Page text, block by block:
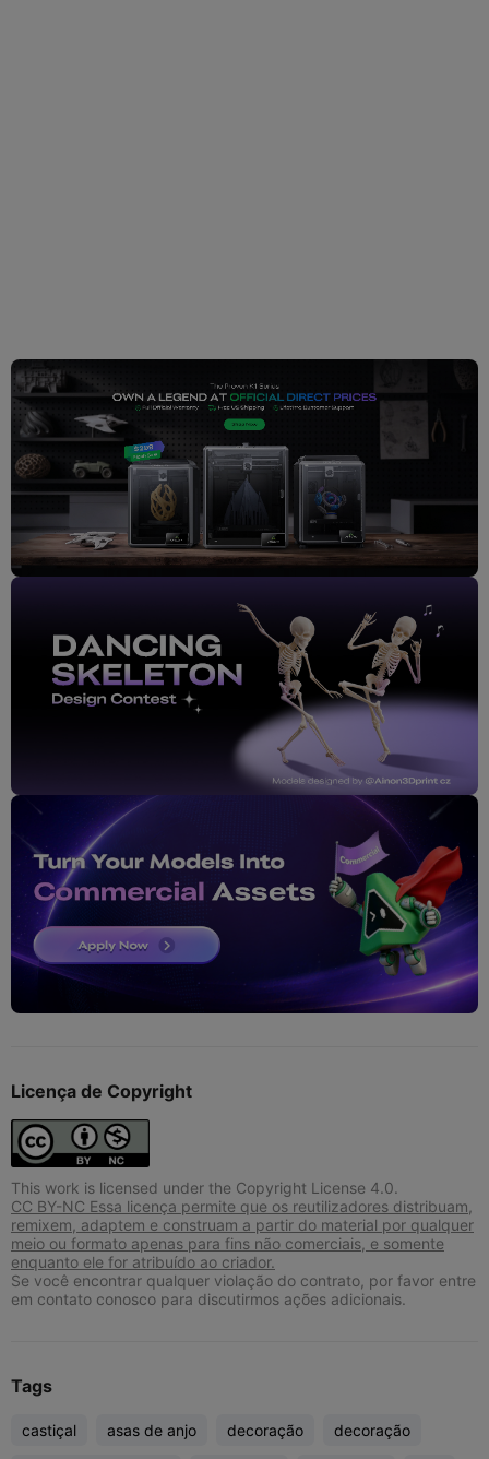
Licença de Copyright
This work is licensed under the Copyright License 4.0.
CC BY-NC Essa licença permite que os reutilizadores distribuam,
remixem, adaptem e construam a partir do material por qualquer
meio ou formato apenas para fins não comerciais, e somente
enquanto ele for atribuído ao criador.
Se você encontrar qualquer violação do contrato, por favor entre
em contato conosco para discutirmos ações adicionais.
Tags
castiçal asas de anjo decoração decoração